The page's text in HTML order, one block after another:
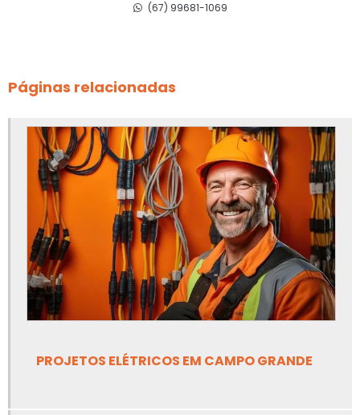
Apreciação de risco de máquinas
Apreciação de risco de máquinas e equipamentos
Apreciação de risco de máquinas e equipamentos nr 12
Apreciação de riscos nr 12
Canalização de válvulas de segurança
Elaboração de prontuário nr10
Empresa de adequação de máquinas nr12
(67) 99681-1069
Páginas relacionadas
PROJETOS ELÉTRICOS EM CAMPO GRANDE